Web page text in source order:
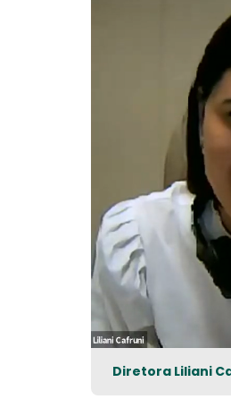
Diretora Liliani